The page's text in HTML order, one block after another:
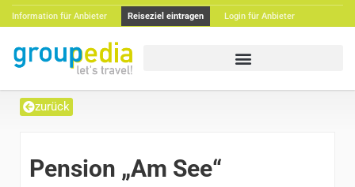
Information für Anbieter Reiseziel eintragen Login für Anbieter
zurück
Pension „Am See“